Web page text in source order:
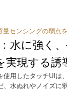
量センシングの弱点
水に強く
実現する誘
使用したタッチUIは
、水ぬれやノイズに